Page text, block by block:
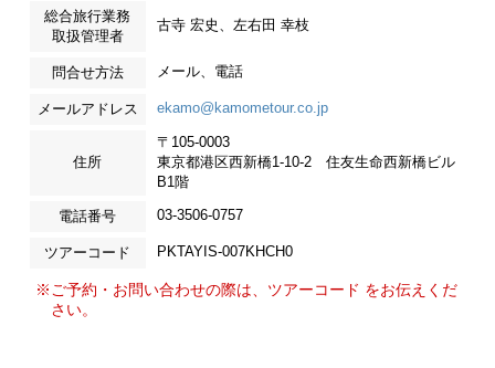
総合旅行業務
取扱管理者
古寺 宏史、左右田 幸枝
問合せ方法 メール、電話
メールアドレス ekamo@kamometour.co.jp
住所
〒105-0003
東京都港区西新橋1-10-2 住友生命西新橋ビル
B1階
電話番号 03-3506-0757
ツアーコード PKTAYIS-007KHCH0
※ご予約・お問い合わせの際は、ツアーコード をお伝えくだ
さい。